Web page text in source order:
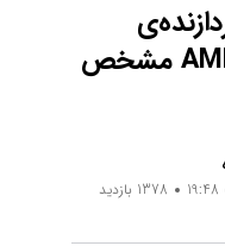
AMD Ryzen 7 5800X3D مشخص
1378 بازدید